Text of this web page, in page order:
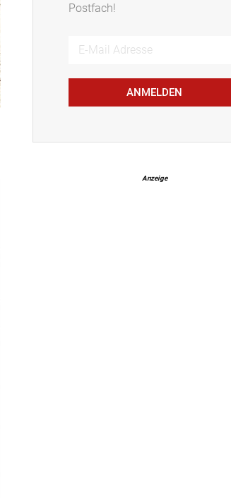
Postfach!
ANMELDEN
Anzeige